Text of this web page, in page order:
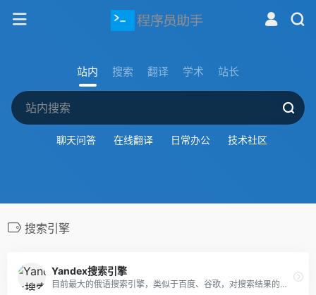
站内 搜索 翻译 学术 站长
聊天问答 在线翻译 日常办公 技术社区
搜索引擎
Yandex搜索引擎
目前最大的俄语搜索引擎，类似于百度、谷歌，对搜索结果的限制较少。